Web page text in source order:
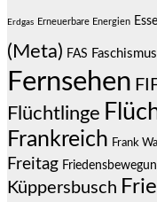
Erdgas Erneuerbare Energien
(Meta) FAS Faschismus
Fernsehen
Flüchtlinge
Frankreich Frank
Freitag
Küppersbusch